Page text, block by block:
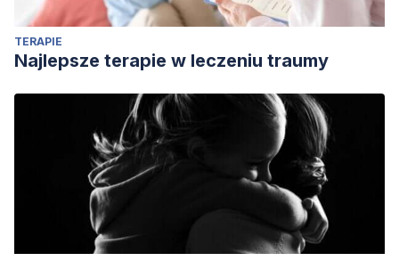
TERAPIE
Najlepsze terapie w leczeniu traumy